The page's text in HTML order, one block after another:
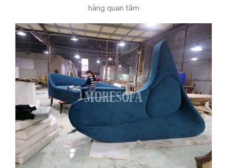
hàng quan tâm